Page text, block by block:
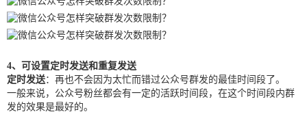
4、可设置定时发送和重复发送
定时发送：再也不会因为太忙而错过公众号群发的最佳时间段了。
一般来说，公众号粉丝都会有一定的活跃时间段，在这个时间段内群
发的效果是最好的。